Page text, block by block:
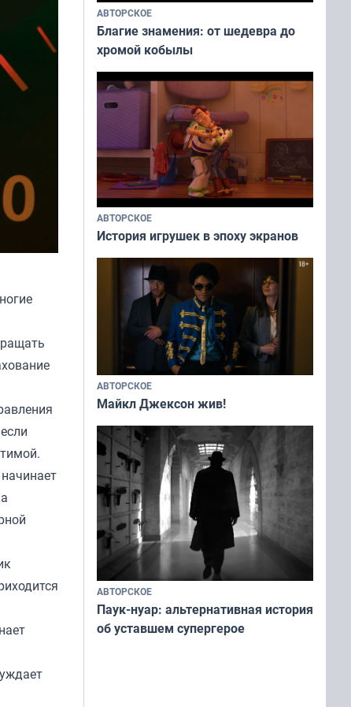
АВТОРСКОЕ
Благие знамения: от шедевра до
хромой кобылы
АВТОРСКОЕ
История игрушек в эпоху экранов
АВТОРСКОЕ
Майкл Джексон жив!
АВТОРСКОЕ
Паук-нуар: альтернативная история
об уставшем супергерое